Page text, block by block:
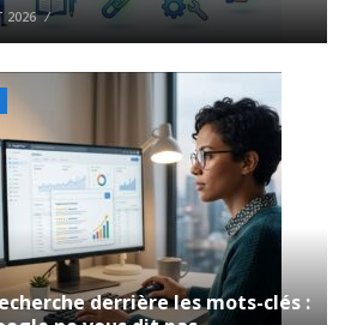
2026
derrière les mots-clés :